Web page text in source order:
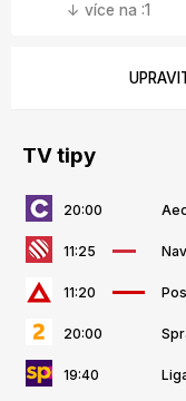
↓ více na :1
TV tipy
20:00
11:25
11:20
20:00
19:40